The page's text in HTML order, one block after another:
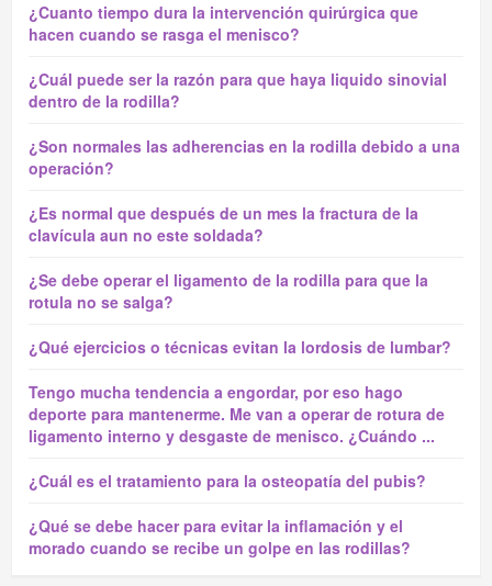
¿Cuanto tiempo dura la intervención quirúrgica que
hacen cuando se rasga el menisco?
¿Cuál puede ser la razón para que haya liquido sinovial
dentro de la rodilla?
¿Son normales las adherencias en la rodilla debido a una
operación?
¿Es normal que después de un mes la fractura de la
clavícula aun no este soldada?
¿Se debe operar el ligamento de la rodilla para que la
rotula no se salga?
¿Qué ejercicios o técnicas evitan la lordosis de lumbar?
Tengo mucha tendencia a engordar, por eso hago
deporte para mantenerme. Me van a operar de rotura de
ligamento interno y desgaste de menisco. ¿Cuándo ...
¿Cuál es el tratamiento para la osteopatía del pubis?
¿Qué se debe hacer para evitar la inflamación y el
morado cuando se recibe un golpe en las rodillas?